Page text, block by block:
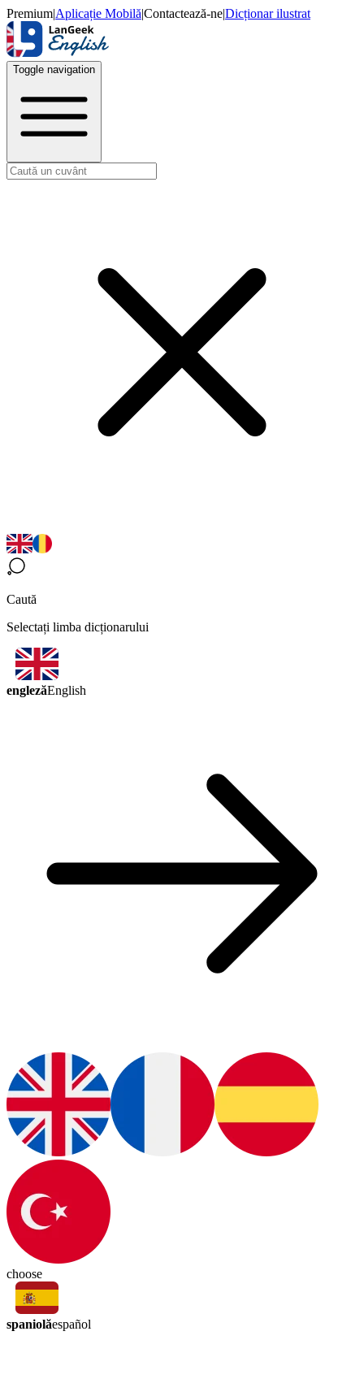
Premium|Aplicație Mobilă|Contactează-ne|Dicționar ilustrat
Toggle navigation
Caută
Selectați limba dicționarului
englezăEnglish
choose
spaniolăespañol